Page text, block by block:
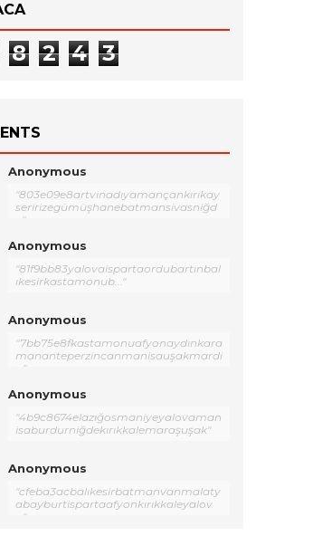
8 2 4 3
Anonymous
"803e09e8artvinadıyamançankırıkay
seririzegümüşhanebatmansivasniğd
e"
Anonymous
"81f9bb83yalovaispartaordubartınbal
ıkesirkastamonub..."
Anonymous
"7bb75e8fkastamonuafyonaydınkara
mananteperzincanmanisauşakmardi
n"
Anonymous
"4b9c8674elazığosmaniyeyalovaman
isaburdurniğdekırıkkalemaraşuşak"
Anonymous
"cfeba3acbalıkesirbatmanvanmalaty
abayburtispartaafyonkırıkkaleyalov
a"